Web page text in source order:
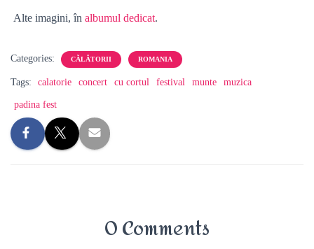
Alte imagini, în albumul dedicat.
Categories: CĂLĂTORII ROMANIA
Tags: calatorie concert cu cortul festival munte muzica
padina fest
0 Comments